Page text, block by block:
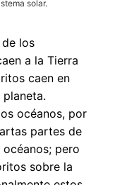
solar.
los
a la Tierra
caen en
océanos, por
partes de
pero
sobre la